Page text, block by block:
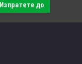
Изпратете до